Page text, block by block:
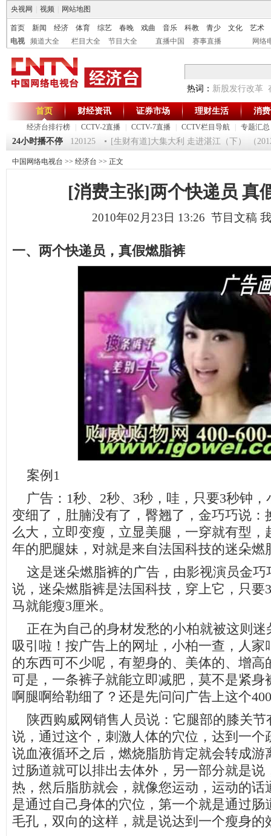
央视网 视频 网站地图
首页 新闻 经济 体育 综艺 春晚 戏曲 音乐 科教 青少 文化
艺术
电视
频道大全 栏目大全 节目大全 直播中国 赛事直播 网络
热词： 新股发行改革
首页
经济台排行榜 CCTV-2直播 CCTV-7直播 CCTV栏目导航 专题汇总
财经资讯 证券市场 理财生活 消
24小时播不停
第一时间》 20120125 [生财有道]大集大利 走进湛江（下） （
中国网络电视台 >> 经济台 >> 正文
[消费主张]两个快递员 真
2010年02月23日 13:26 节目文稿
一、两个快递员，真假燃脂裤
案例1
广告：1秒、2秒、3秒，哇，只要3秒钟，
变细了，肚腩没有了，臀翘了，金巧巧说：
么大，立即变瘦，立显美腿，一穿就有型，
年的肥腿妹，对就是来自法国科技的迷朵燃
这是迷朵燃脂裤的广告，由影视演员金巧
说，迷朵燃脂裤是法国科技，穿上它，只要
马就能瘦3厘米。
正在为自己的身材发愁的小柏就被这则迷
吸引啦！按广告上的网址，小柏一查，人家
的东西可不少呢，有塑身的、美体的、增高
可是，一条裤子就能立即减肥，莫不是紧身
啊腿啊给勒细了？还是先问问广告上这个
陕西购威网销售人员说：它腿部的膝关节
说，通过这个，刺激人体的穴位，达到一个
说血液循环之后，燃烧脂肪肯定就会转成游
过肠道就可以排出去体外，另一部分就是说
热，然后脂肪就会，就像您运动，运动的话
是通过自己身体的穴位，第一个就是通过肠
毛孔，双向的这样，就是说达到一个瘦身的